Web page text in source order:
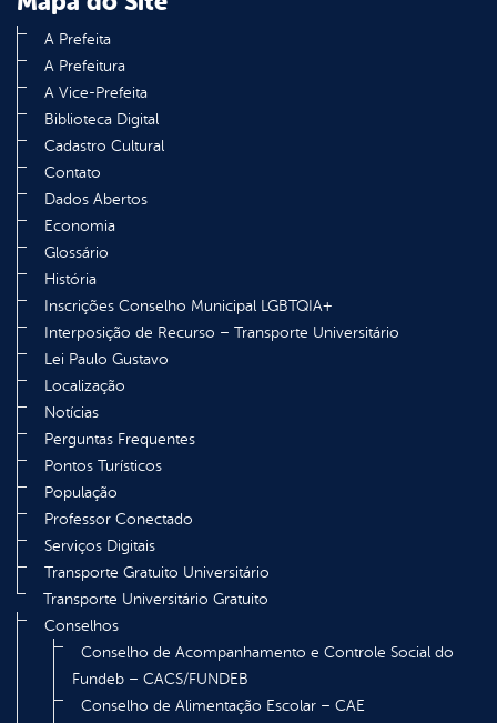
A Prefeita
A Prefeitura
A Vice-Prefeita
Biblioteca Digital
Cadastro Cultural
Contato
Dados Abertos
Economia
Glossário
História
Inscrições Conselho Municipal LGBTQIA+
Interposição de Recurso – Transporte Universitário
Lei Paulo Gustavo
Localização
Notícias
Perguntas Frequentes
Pontos Turísticos
População
Professor Conectado
Serviços Digitais
Transporte Gratuito Universitário
Transporte Universitário Gratuito
Conselhos
Conselho de Acompanhamento e Controle Social do
Fundeb – CACS/FUNDEB
Conselho de Alimentação Escolar – CAE